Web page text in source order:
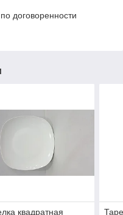
договоренности
квадратная